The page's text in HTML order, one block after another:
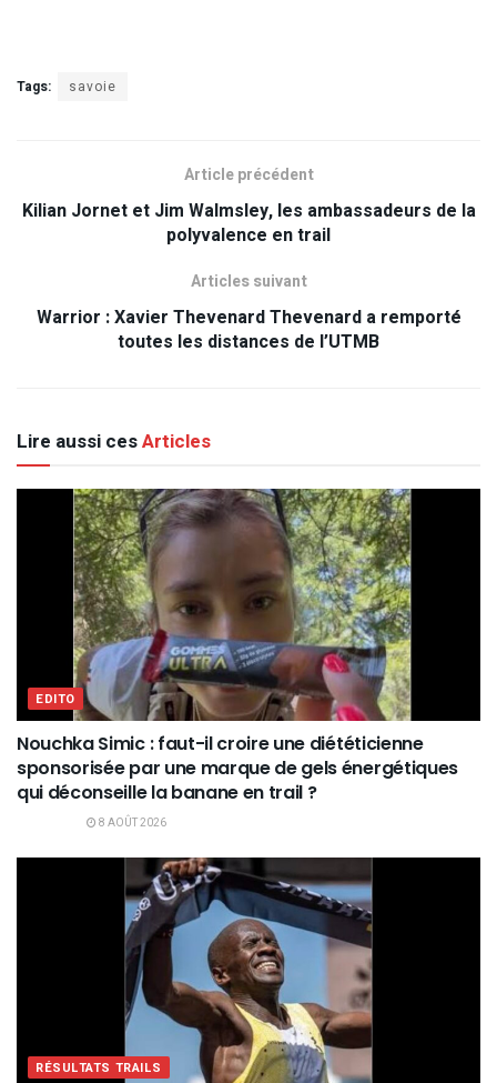
Tags: savoie
Article précédent
Kilian Jornet et Jim Walmsley, les ambassadeurs de la
polyvalence en trail
Articles suivant
Warrior : Xavier Thevenard Thevenard a remporté
toutes les distances de l’UTMB
Lire aussi cesArticles
EDITO
Nouchka Simic : faut-il croire une diététicienne
sponsorisée par une marque de gels énergétiques
qui déconseille la banane en trail ?
8 AOÛT 2026
RÉSULTATS TRAILS